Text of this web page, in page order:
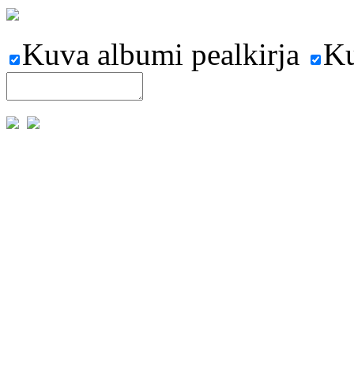
Kuva albumi pealkirja